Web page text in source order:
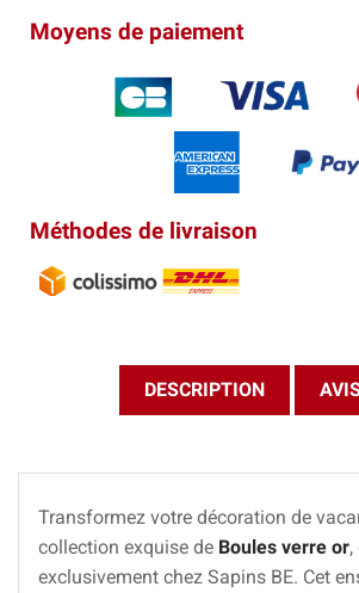
Moyens de paiement
Méthodes de livraison
DESCRIPTION
Transformez votre décoration de
collection exquise de Boules verre or
exclusivement chez Sapins BE. Cet